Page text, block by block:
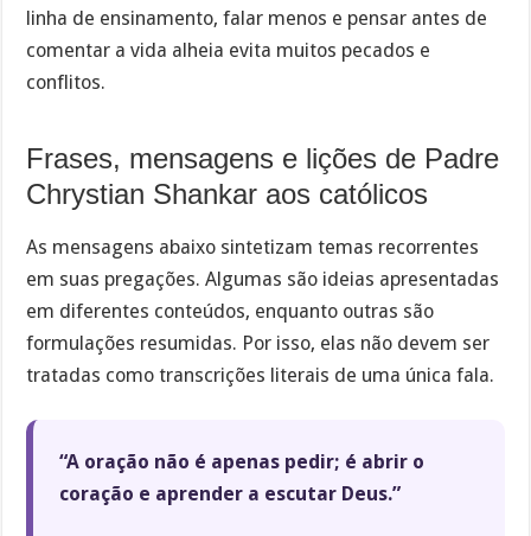
linha de ensinamento, falar menos e pensar antes de
comentar a vida alheia evita muitos pecados e
conflitos.
Frases, mensagens e lições de Padre
Chrystian Shankar aos católicos
As mensagens abaixo sintetizam temas recorrentes
em suas pregações. Algumas são ideias apresentadas
em diferentes conteúdos, enquanto outras são
formulações resumidas. Por isso, elas não devem ser
tratadas como transcrições literais de uma única fala.
“A oração não é apenas pedir; é abrir o
coração e aprender a escutar Deus.”